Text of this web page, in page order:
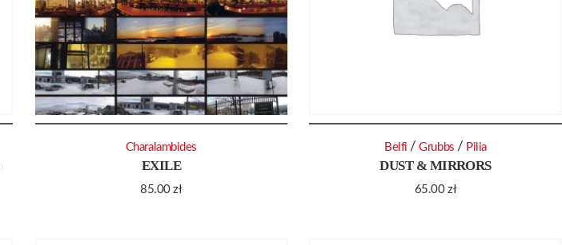
EXILE
85.00zł
Charalambides
DUST & MIRRORS
65.00zł
Belfi /Grubbs / Pilia